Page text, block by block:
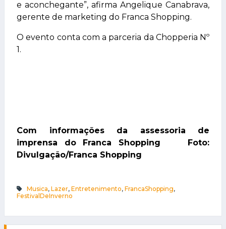
e aconchegante”, afirma Angelique Canabrava,
gerente de marketing do Franca Shopping.
O evento conta com a parceria da Chopperia Nº
1.
Com informações da assessoria de
imprensa do Franca Shopping Foto:
Divulgação/Franca Shopping
Musica,Lazer,Entretenimento,FrancaShopping,
FestivalDeInverno